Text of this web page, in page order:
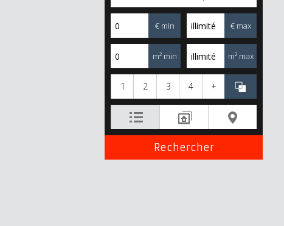
€ min € max
m² min m² max
1 2 3 4 +